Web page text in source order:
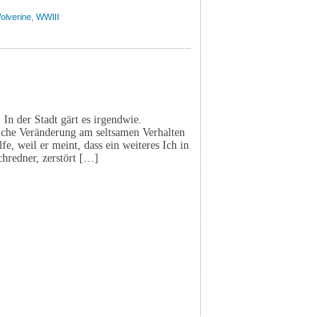
WWIII
In der Stadt gärt es irgendwie.
Veränderung am seltsamen Verhalten
weil er meint, dass ein weiteres Ich in
zerstört […]